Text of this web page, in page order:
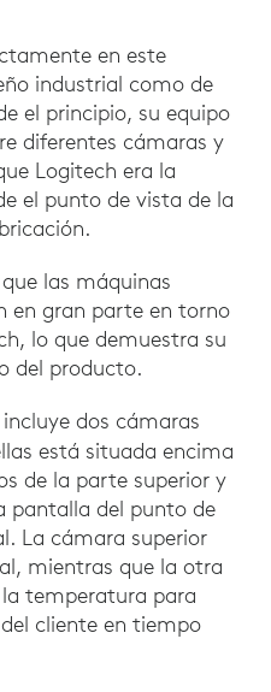
en este
industrial como de
el principio, su equipo
diferentes cámaras y
Logitech era la
el punto de vista de la
las máquinas
en gran parte en torno
lo que demuestra su
del producto.
dos cámaras
está situada encima
de la parte superior y
pantalla del punto de
La cámara superior
mientras que la otra
temperatura para
cliente en tiempo